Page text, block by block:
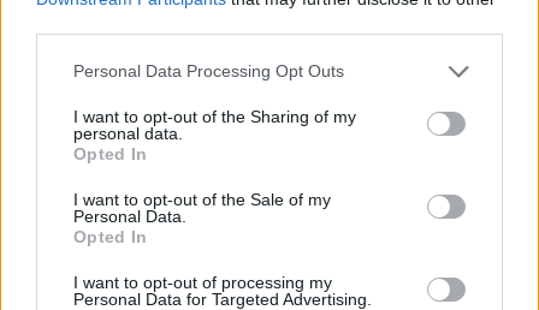
Personal Data Processing Opt Outs
I want to opt-out of the Sharing of my
personal data.
Opted In
I want to opt-out of the Sale of my
Personal Data.
Opted In
I want to opt-out of processing my
Personal Data for Targeted Advertising.
αντιμετωπιστεί η ρύπανση
Βασιλείου στο Erasmus+